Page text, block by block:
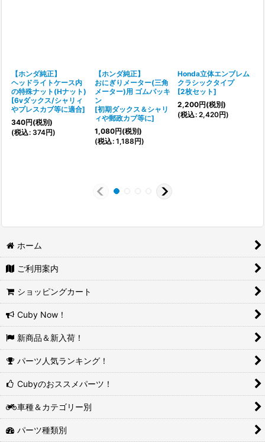
【ホンダ純正】
ヘッドライトケース内
の特殊ナット(Hナット)
[6vダックス/シャリィ
やプレスカブ等に適合]
340円(税別)
(税込: 374円)
【ホンダ純正】
おにぎりメーター(三角
メーター)用 ゴムパッキ
ン
[初期ダックス＆シャリ
ィや郵政カブ等に]
1,080円(税別)
(税込: 1,188円)
Honda立体エンブレム
クラシックタイプ
[2枚セット]
2,200円(税別)
(税込: 2,420円)
ホーム
ご利用案内
ショッピングカート
Cuby Now！
新商品＆新入荷！
パーツ人気ランキング！
Cubyのおススメパーツ！
車種＆カテゴリー別
パーツ種類別